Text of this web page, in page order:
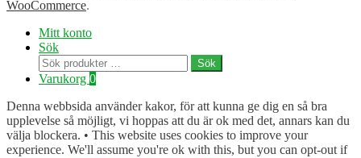
WooCommerce.
Mitt konto
Sök
Sök
efter:
Sök
Varukorg 0
Denna webbsida använder kakor, för att kunna ge dig en så bra
upplevelse så möjligt, vi hoppas att du är ok med det, annars kan du
välja blockera. • This website uses cookies to improve your
experience. We'll assume you're ok with this, but you can opt-out if